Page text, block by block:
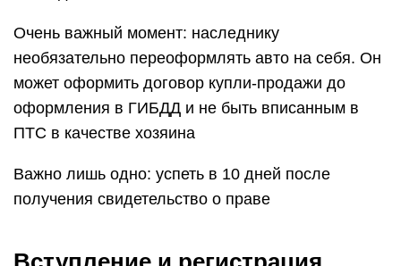
Очень важный момент: наследнику
необязательно переоформлять авто на себя. Он
может оформить договор купли-продажи до
оформления в ГИБДД и не быть вписанным в
ПТС в качестве хозяина
Важно лишь одно: успеть в 10 дней после
получения свидетельство о праве